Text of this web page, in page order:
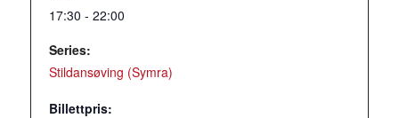
17:30 - 22:00
Series:
Stildansøving (Symra)
Billettpris: